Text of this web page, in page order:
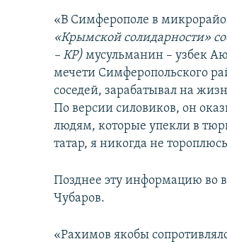
«В Симферополе в
«Крымской солидарности»
– КР) мусульманин – узбек
мечети Симферопольского
соседей, зарабатывал на
По версии силовиков, он
людям, которые упекли в
татар, я никогда не
Позднее эту информацию во
Чубаров.
«Рахимов якобы